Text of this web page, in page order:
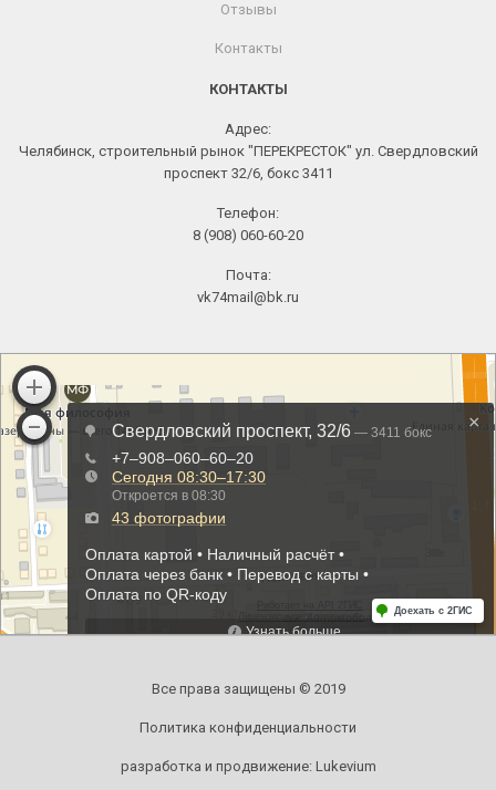
Отзывы
Контакты
КОНТАКТЫ
Адрес:
Челябинск, строительный рынок "ПЕРЕКРЕСТОК" ул. Свердловский
проспект 32/6, бокс 3411
Телефон:
8 (908) 060-60-20
Почта:
vk74mail@bk.ru
Все права защищены © 2019
Политика конфиденциальности
разработка и продвижение: Lukevium